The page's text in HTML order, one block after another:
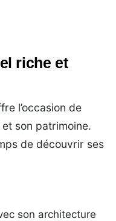
riche et
l’occasion de
son patrimoine.
de découvrir ses
son architecture